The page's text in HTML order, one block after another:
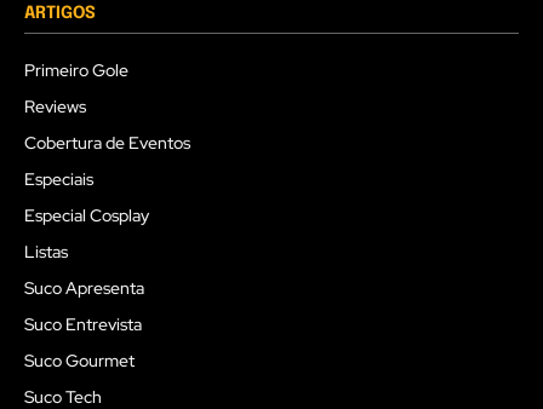
ARTIGOS
Primeiro Gole
Reviews
Cobertura de Eventos
Especiais
Especial Cosplay
Listas
Suco Apresenta
Suco Entrevista
Suco Gourmet
Suco Tech